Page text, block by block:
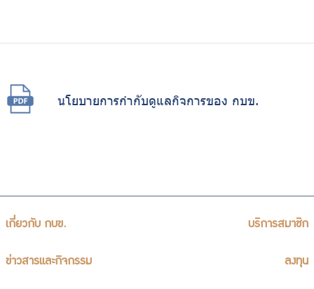
นโยบายการกำกับดูแลกิจการของ กบข.
เกี่ยวกับ กบข. บริการสมาชิก
ข่าวสารและกิจกรรม ลงทุน